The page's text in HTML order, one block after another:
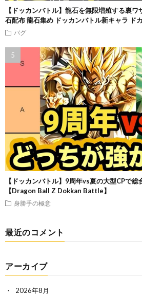
【ドッカンバトル】龍石を無限増殖する裏
石配布 龍石集め ドッカンバトル新キャラ ド
バグ
【ドッカンバトル】9周年vs夏の大型CPで総
【Dragon Ball Z Dokkan Battle】
身勝手の極意
最近のコメント
アーカイブ
2026年8月